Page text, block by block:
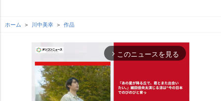
ホーム 川中美幸 作品
arrow_forward_ios このニュースを見る